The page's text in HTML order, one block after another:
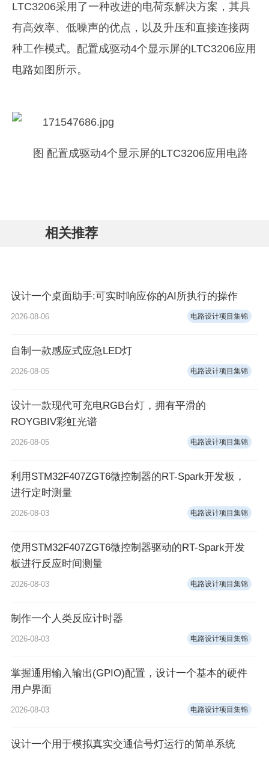
LTC3206采用了一种改进的电荷泵解决方案，其具
有高效率、低噪声的优点，以及升压和直接连接两
种工作模式。配置成驱动4个显示屏的LTC3206应用
电路如图所示。
图 配置成驱动4个显示屏的LTC3206应用电路
相关推荐
设计一个桌面助手:可实时响应你的AI所执行的操作
2026-08-06 电路设计项目集锦
自制一款感应式应急LED灯
2026-08-05 电路设计项目集锦
设计一款现代可充电RGB台灯，拥有平滑的
ROYGBIV彩虹光谱
2026-08-05 电路设计项目集锦
利用STM32F407ZGT6微控制器的RT-Spark开发板，
进行定时测量
2026-08-03 电路设计项目集锦
使用STM32F407ZGT6微控制器驱动的RT-Spark开发
板进行反应时间测量
2026-08-03 电路设计项目集锦
制作一个人类反应计时器
2026-08-03 电路设计项目集锦
掌握通用输入输出(GPIO)配置，设计一个基本的硬件
用户界面
2026-08-03 电路设计项目集锦
设计一个用于模拟真实交通信号灯运行的简单系统